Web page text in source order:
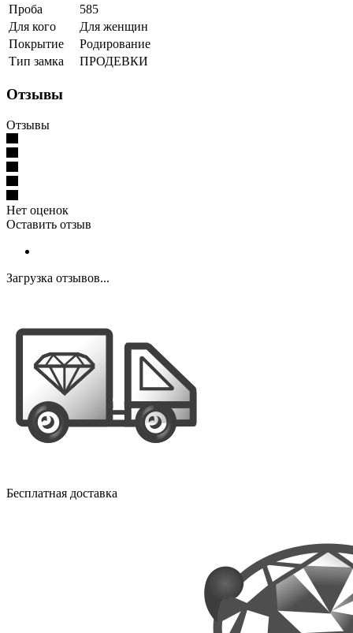
Проба
585
Для кого
Для женщин
Покрытие
Родирование
Тип замка
ПРОДЕВКИ
Отзывы
Отзывы
Нет оценок
Оставить отзыв
Загрузка отзывов...
Бесплатная доставка